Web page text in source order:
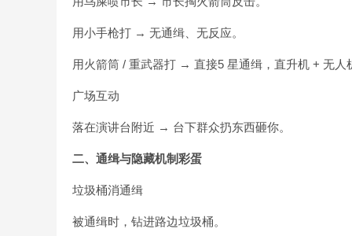
用小手枪打 → 无通缉、无反应。
用火箭筒 / 重武器打 → 直接5 星通缉，直升机 + 无人
广场互动
落在演讲台附近 → 台下群众扔东西砸你。
二、通缉与隐藏机制彩蛋
垃圾桶消通缉
被通缉时，钻进路边垃圾桶。